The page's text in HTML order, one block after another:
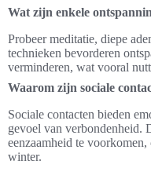
Wat zijn enkele
Probeer meditatie, diepe
technieken bevorderen
verminderen, wat vooral
Waarom zijn sociale
Sociale contacten bieden
gevoel van verbondenheid.
eenzaamheid te
winter.